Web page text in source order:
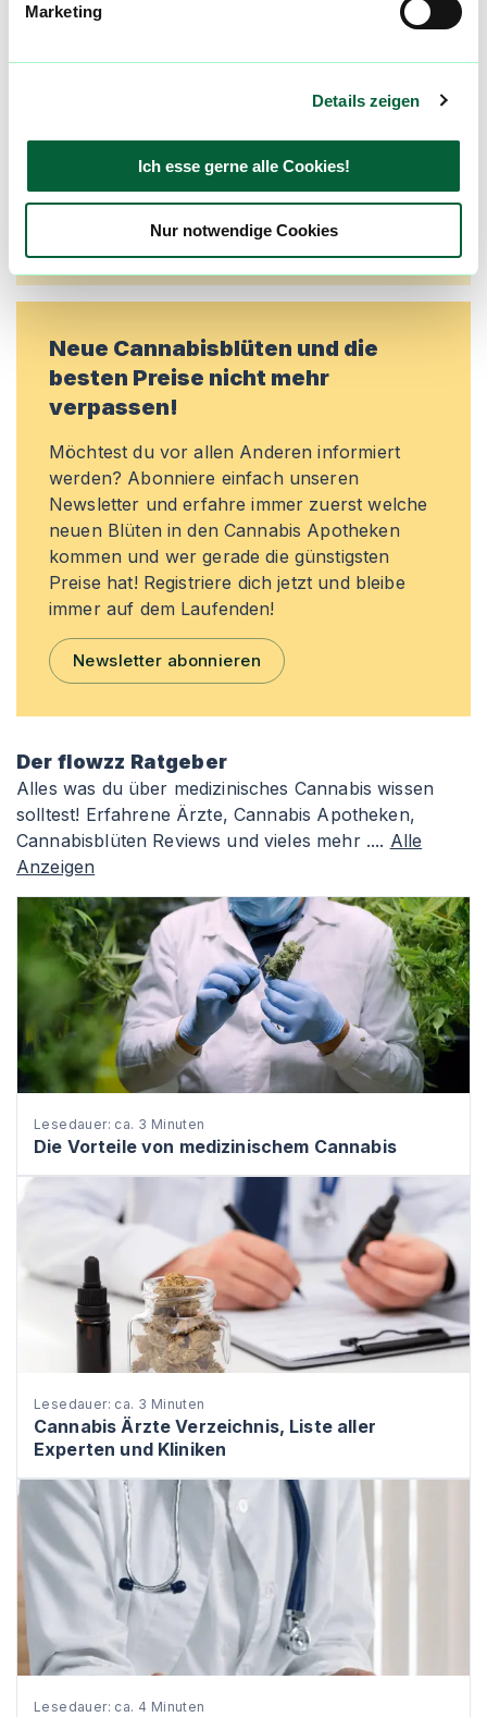
Marketing
Details zeigen
Ich esse gerne alle Cookies!
Nur notwendige Cookies
Alle wichtigen Daten und Fakten - täglich
machen. Melde dich an, um dir deine
exklusive Angebote zu erhalten!
Jetzt registrieren
Neue Cannabisblüten und die
besten Preise nicht mehr
verpassen!
Möchtest du vor allen Anderen informiert
werden? Abonniere einfach unseren
Newsletter und erfahre immer zuerst welche
neuen Blüten in den Cannabis Apotheken
kommen und wer gerade die günstigsten
Preise hat! Registriere dich jetzt und bleibe
immer auf dem Laufenden!
Newsletter abonnieren
Der flowzz Ratgeber
Alles was du über medizinisches Cannabis wissen
solltest! Erfahrene Ärzte, Cannabis Apotheken,
Cannabisblüten Reviews und vieles mehr .... Alle
Anzeigen
Lesedauer: ca. 3 Minuten
Die Vorteile von medizinischem Cannabis
Lesedauer: ca. 3 Minuten
Cannabis Ärzte Verzeichnis, Liste aller
Experten und Kliniken
Lesedauer: ca. 4 Minuten